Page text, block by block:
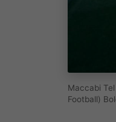
Maccabi
Football)